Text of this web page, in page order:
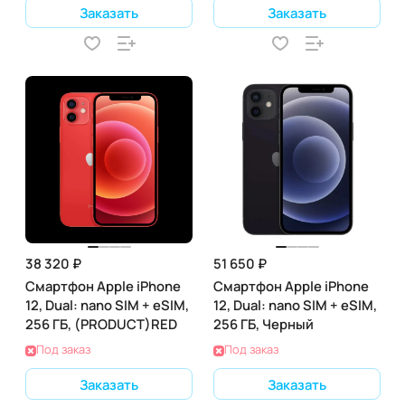
Заказать Заказать
38 320 ₽
Смартфон Apple iPhone
12, Dual: nano SIM + eSIM,
256 ГБ, (PRODUCT)RED
Под заказ
Заказать
51 650 ₽
Смартфон Apple iPhone
12, Dual: nano SIM + eSIM,
256 ГБ, Черный
Под заказ
Заказать